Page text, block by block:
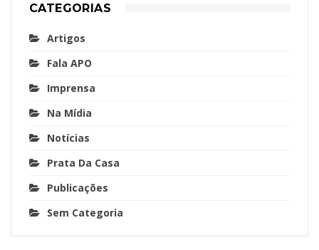
CATEGORIAS
Artigos
Fala APO
Imprensa
Na Mídia
Notícias
Prata Da Casa
Publicações
Sem Categoria